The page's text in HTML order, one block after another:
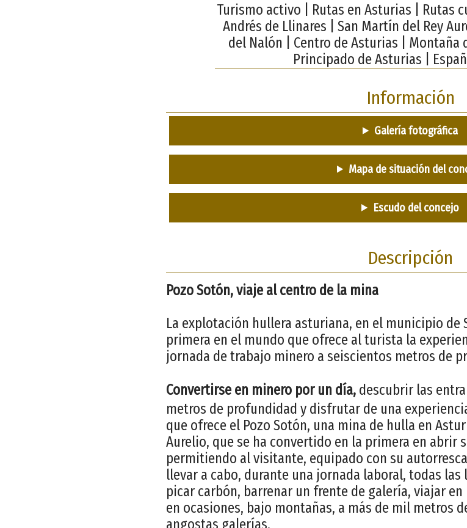
Turismo activo | Rutas en Asturias | Rutas
Andrés de Llinares | San Martín del Rey
del Nalón | Centro de Asturias | Montaña
Principado de Asturias |
Información
Galería fotográfica
Mapa de situación del
Escudo del concejo
Descripción
Pozo Sotón, viaje al centro de la mina
La explotación hullera asturiana, en el municipio de
primera en el mundo que ofrece al turista la
jornada de trabajo minero a seiscientos metros de
Convertirse en minero por un día, descubrir las
metros de profundidad y disfrutar de una
que ofrece el Pozo Sotón, una mina de hulla en
Aurelio, que se ha convertido en la primera en abrir
permitiendo al visitante, equipado con su
llevar a cabo, durante una jornada laboral, todas
picar carbón, barrenar un frente de galería, viajar
en ocasiones, bajo montañas, a más de mil metros
angostas galerías.